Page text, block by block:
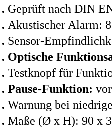
Geprüft nach DIN
Akustischer Alarm:
Sensor-
Optische
Testknopf für
Pause-Funktion:
Warnung bei
Maße (Ø x H): 90 x